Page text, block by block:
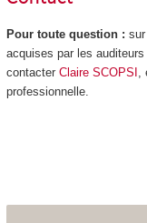
Pour toute question :
acquises par les
contacter Claire SCOPSI
professionnelle.